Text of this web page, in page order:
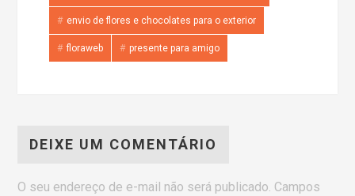
envio de flores e chocolates para o exterior
floraweb presente para amigo
DEIXE UM COMENTÁRIO
O seu endereço de e-mail não será publicado. Campos